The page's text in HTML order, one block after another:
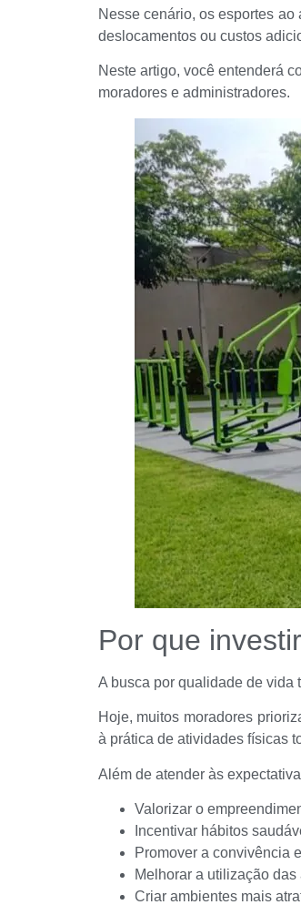
Nesse cenário, os esportes
deslocamentos ou custos
Neste artigo, você entenderá
moradores e administradores.
Por que
A busca por qualidade de vida
Hoje, muitos moradores
à prática de atividades físicas
Além de atender às
Valorizar o
Incentivar hábitos
Promover a convivência
Melhorar a utilização das
Criar ambientes mais